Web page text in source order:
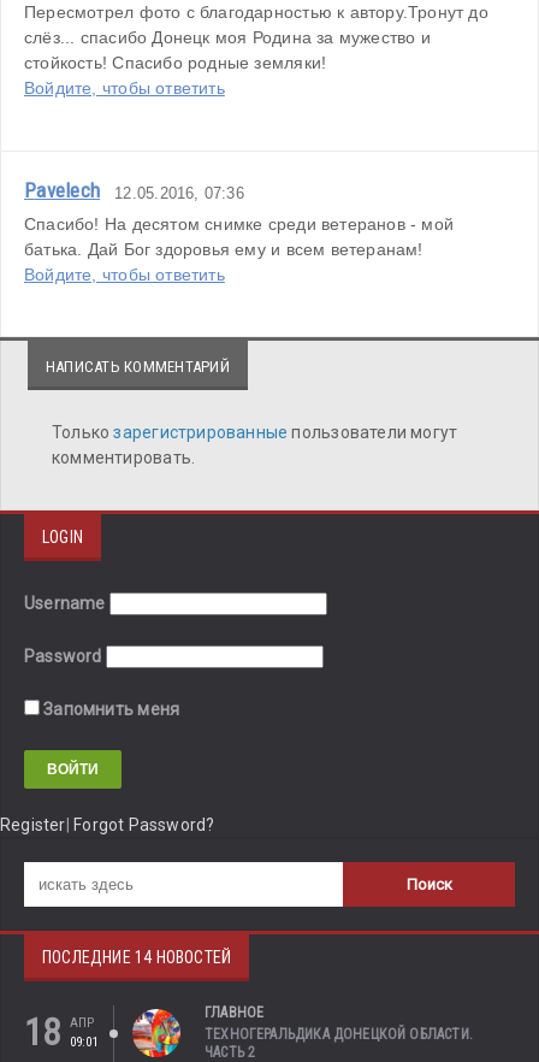
Пересмотрел фото с благодарностью к автору.Тронут до
слёз... спасибо Донецк моя Родина за мужество и
стойкость! Спасибо родные земляки!
Войдите, чтобы ответить
Pavelech 12.05.2016, 07:36
Спасибо! На десятом снимке среди ветеранов - мой
батька. Дай Бог здоровья ему и всем ветеранам!
Войдите, чтобы ответить
НАПИСАТЬ КОММЕНТАРИЙ
Толькозарегистрированныепользователи могут
комментировать.
LOGIN
Username
Password
Запомнить меня
Register Forgot Password?
ПОСЛЕДНИЕ 14 НОВОСТЕЙ
18
АПР
09:01
ГЛАВНОЕ
ТЕХНОГЕРАЛЬДИКА ДОНЕЦКОЙ ОБЛАСТИ.
ЧАСТЬ 2